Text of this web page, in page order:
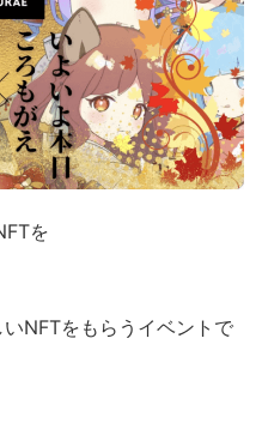
を
NFTをもらうイベントで